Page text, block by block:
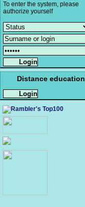
To enter the system, please
authorize yourself
Distance education